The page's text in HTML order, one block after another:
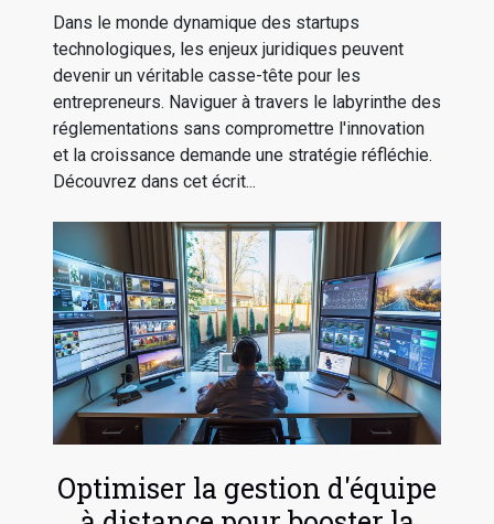
Dans le monde dynamique des startups
technologiques, les enjeux juridiques peuvent
devenir un véritable casse-tête pour les
entrepreneurs. Naviguer à travers le labyrinthe des
réglementations sans compromettre l'innovation
et la croissance demande une stratégie réfléchie.
Découvrez dans cet écrit...
Optimiser la gestion d'équipe